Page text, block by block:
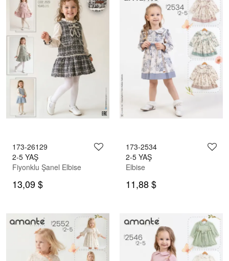
173-26129
2-5 YAŞ
Fiyonklu Şanel Elbise
13,09 $
173-2534
2-5 YAŞ
Elbise
11,88 $